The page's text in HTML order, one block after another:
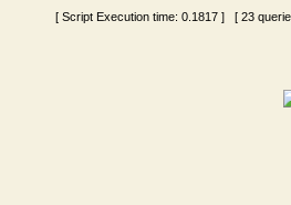
[ Script Execution time: 0.1817 ] [ 23